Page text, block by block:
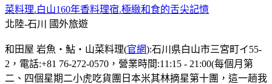
菜料理.白山160年香料理宿.極緻和食的舌尖記憶
北陸-石川
國外旅遊
和田屋 岩魚・鮎・山菜料理(官網):石川県白山市三宮町イ55-
2，電話:+81 76-272-0570，營業時間:11:15 - 21:00(每個月第
二、四個星期二小虎吃貨團日本米其林摘星第十團，這一趟我